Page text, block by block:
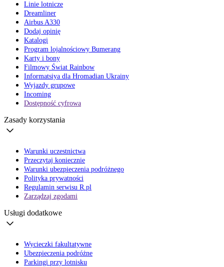
Linie lotnicze
Dreamliner
Airbus A330
Dodaj opinię
Katalogi
Program lojalnościowy Bumerang
Karty i bony
Filmowy Świat Rainbow
Informatsiya dla Hromadian Ukrainy
Wyjazdy grupowe
Incoming
Dostępność cyfrowa
Zasady korzystania
Warunki uczestnictwa
Przeczytaj koniecznie
Warunki ubezpieczenia podróżnego
Polityka prywatności
Regulamin serwisu R.pl
Zarządzaj zgodami
Usługi dodatkowe
Wycieczki fakultatywne
Ubezpieczenia podróżne
Parkingi przy lotnisku